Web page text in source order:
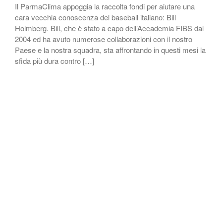
Il ParmaClima appoggia la raccolta fondi per aiutare una
cara vecchia conoscenza del baseball italiano: Bill
Holmberg. Bill, che è stato a capo dell’Accademia FIBS dal
2004 ed ha avuto numerose collaborazioni con il nostro
Paese e la nostra squadra, sta affrontando in questi mesi la
sfida più dura contro […]